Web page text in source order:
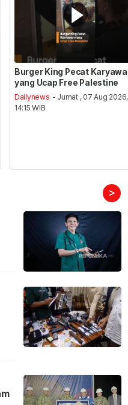
Burger King Pecat
yang Ucap Free Palestine
Dailynews - Jumat , 07 Aug 2026,
14:15 WIB
>